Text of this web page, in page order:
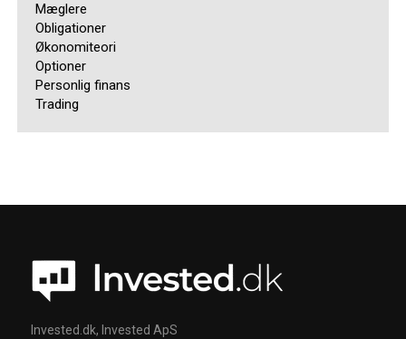
Mæglere
Obligationer
Økonomiteori
Optioner
Personlig finans
Trading
Invested.dk, Invested ApS